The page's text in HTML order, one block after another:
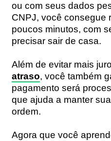
ou com seus dados
CNPJ, você consegue
poucos minutos, com
precisar sair de casa.
Além de evitar mais
atraso, você também
pagamento será
que ajuda a manter
ordem.
Agora que você